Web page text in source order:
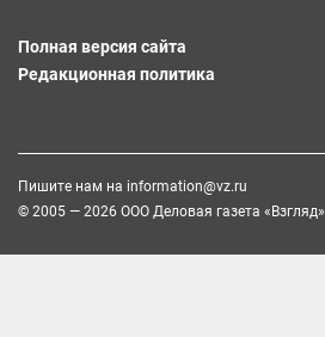
Полная версия сайта
Редакционная политика
Пишите нам на information@vz.ru
© 2005 — 2026 ООО Деловая газета «Взгляд»